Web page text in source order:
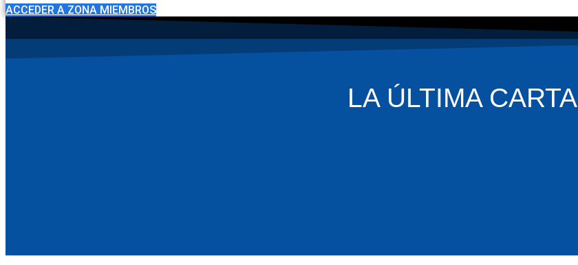
ACCEDER A ZONA MIEMBROS
LA ÚLTIMA CARTA